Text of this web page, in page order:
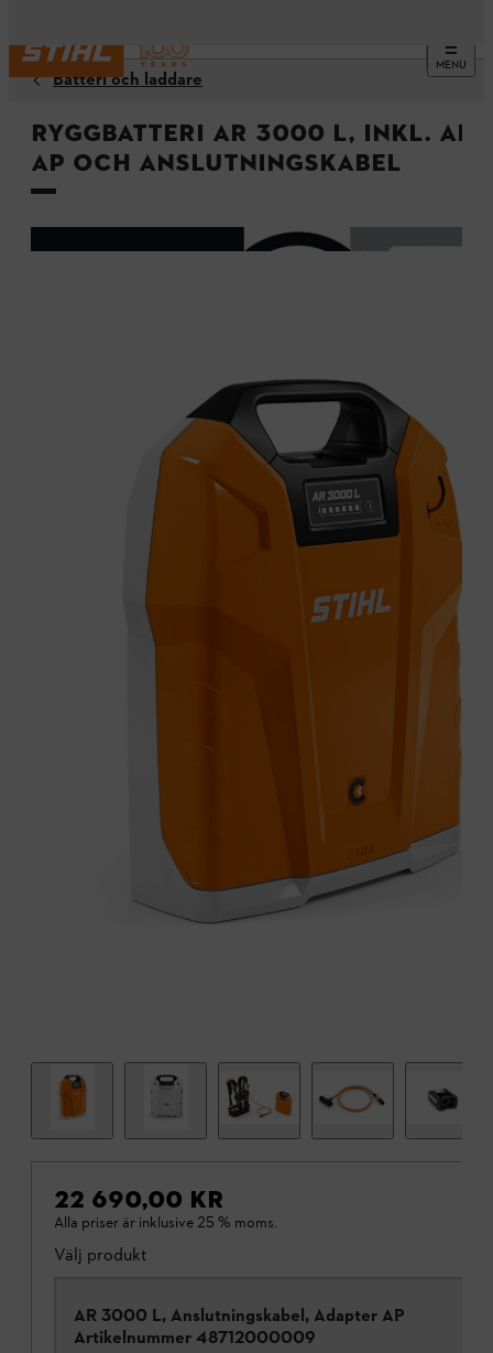
MENU
Batteri och laddare
Ryggbatteri AR 3000 L, inkl.
AP och anslutningskabel
22 690,00 KR
Alla priser är inklusive 25 % moms.
Välj produkt
AR 3000 L, Anslutningskabel, Adapter AP
Artikelnummer 48712000009